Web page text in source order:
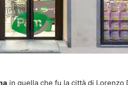
in quella che fu la città di Lorenzo